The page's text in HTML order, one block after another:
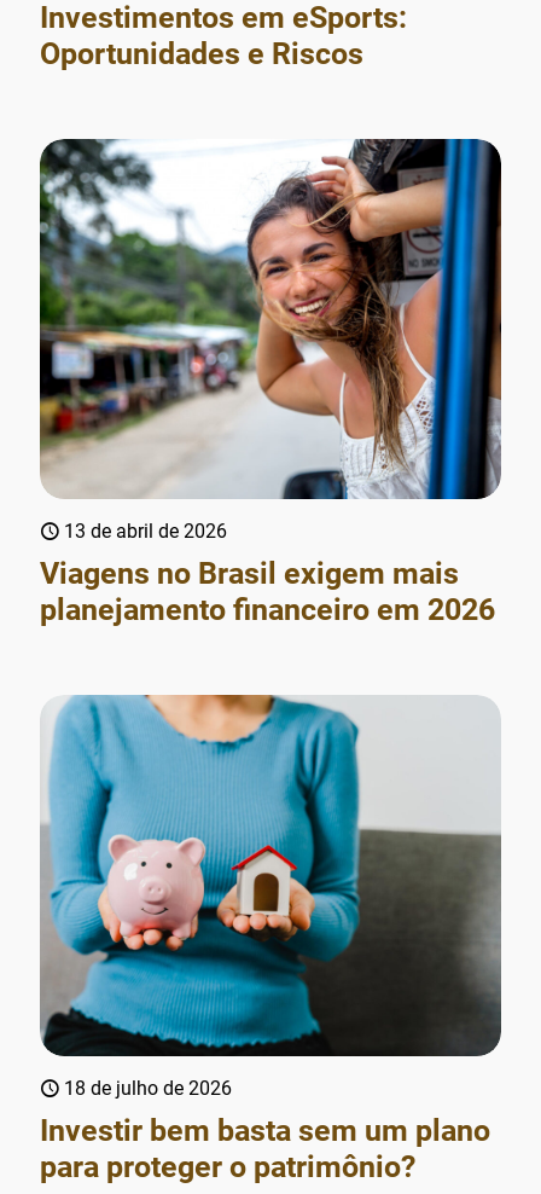
Investimentos em eSports:
Oportunidades e Riscos
13 de abril de 2026
Viagens no Brasil exigem mais
planejamento financeiro em 2026
18 de julho de 2026
Investir bem basta sem um plano
para proteger o patrimônio?